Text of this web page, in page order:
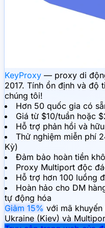
KeyProxy — proxy di
2017. Tính ổn định và độ
chúng tôi!
Hơn 50 quốc gia có
Giá từ $10/tuần hoặc
Hỗ trợ phản hồi và
Thử nghiệm miễn phí
Kỳ)
Đảm bảo hoàn tiền
Proxy Multiport độc
Hỗ trợ hơn 100 luồng
Hoàn hảo cho DM
tự động hóa
Giảm 15% với mã khuyến
Ukraine (Kiev) và